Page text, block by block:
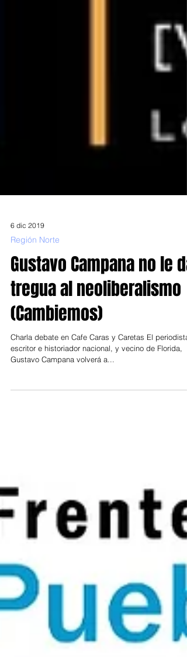
6 dic 2019
Región Norte
Gustavo Campana no le da
tregua al neoliberalismo
(Cambiemos)
Gustavo Campana volverá a...